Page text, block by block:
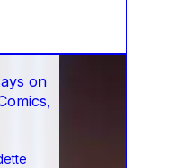
on